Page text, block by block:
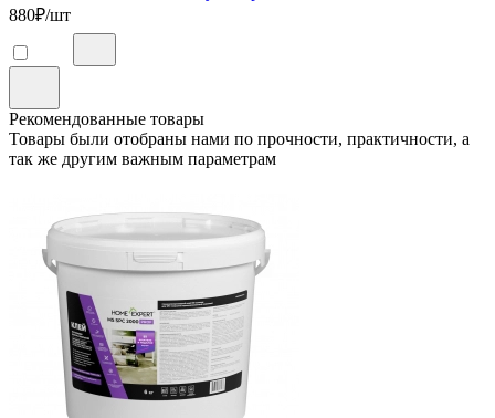
880₽/шт
Рекомендованные товары
Товары были отобраны нами по прочности, практичности, а
так же другим важным параметрам